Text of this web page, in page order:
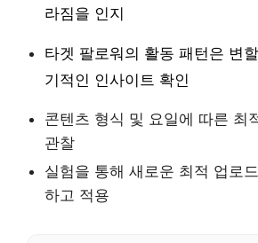
라짐을 인지
타겟 팔로워의 활동 패턴은 변
기적인 인사이트 확인
콘텐츠 형식 및 요일에 따른 최
관찰
실험을 통해 새로운 최적 업로
하고 적용